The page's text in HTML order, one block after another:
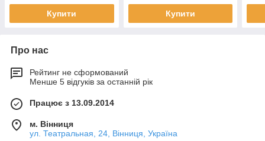
Купити Купити
Про нас
Рейтинг не сформований
Менше 5 відгуків за останній рік
Працює з 13.09.2014
м. Вінниця
ул. Театральная, 24, Вінниця, Україна